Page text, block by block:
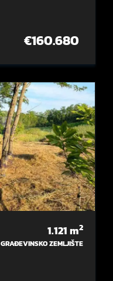
€160.680
1.121m2
GRAĐEVINSKO ZEMLJIŠTE